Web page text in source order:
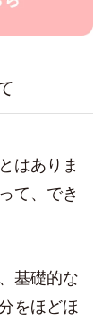
はありま
て、でき
基礎的な
をほどほ